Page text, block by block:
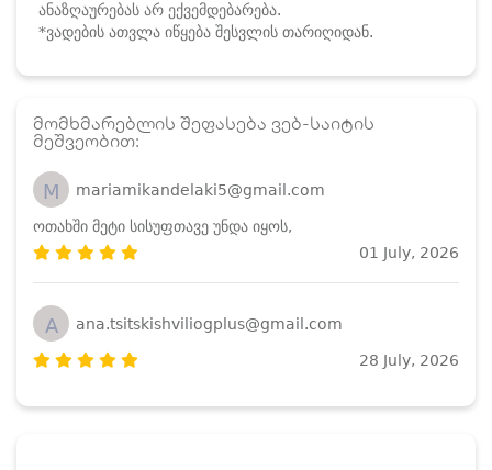
ანაზღაურებას არ ექვემდებარება.
*ვადების ათვლა იწყება შესვლის თარიღიდან.
მომხმარებლის შეფასება ვებ-საიტის
მეშვეობით:
M mariamikandelaki5@gmail.com
ოთახში მეტი სისუფთავე უნდა იყოს,
01 July, 2026
A ana.tsitskishviliogplus@gmail.com
28 July, 2026